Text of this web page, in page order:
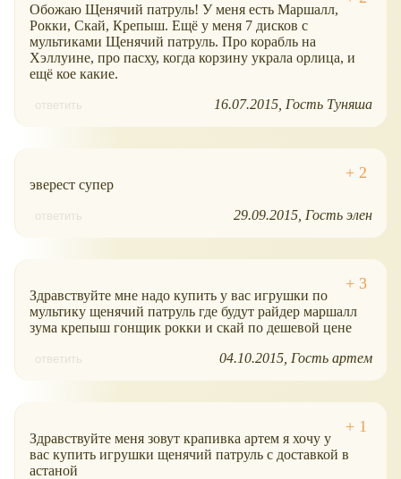
Обожаю Щенячий патруль! У меня есть Маршалл,
Рокки, Скай, Крепыш. Ещё у меня 7 дисков с
мультиками Щенячий патруль. Про корабль на
Хэллуине, про пасху, когда корзину украла орлица, и
ещё кое какие.
ответить 16.07.2015 Гость Туняша
эверест супер
ответить 29.09.2015 Гость элен
Здравствуйте мне надо купить у вас игрушки по
мультику щенячий патруль где будут райдер маршалл
зума крепыш гонщик рокки и скай по дешевой цене
ответить 04.10.2015 Гость артем
Здравствуйте меня зовут крапивка артем я хочу у
вас купить игрушки щенячий патруль с доставкой в
астаной